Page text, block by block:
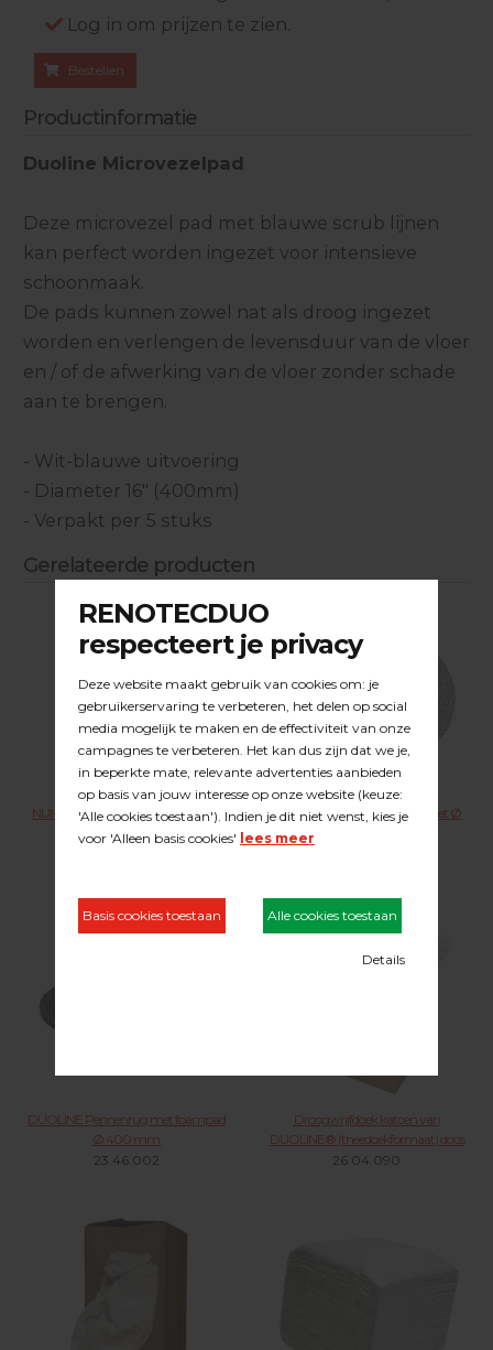
Log in om prijzen te zien.
Bestellen
Productinformatie
Duoline Microvezelpad
Deze microvezel pad met blauwe scrub lijnen
kan perfect worden ingezet voor intensieve
schoonmaak.
De pads kunnen zowel nat als droog ingezet
worden en verlengen de levensduur van de vloer
en / of de afwerking van de vloer zonder schade
aan te brengen.
- Wit-blauwe uitvoering
- Diameter 16" (400mm)
- Verpakt per 5 stuks
Gerelateerde producten
NUMATIC Boenmachine HFM1515R
22.11.071
DUOLINE aandrijfschijf compleet Ø
DUOLINE Pennenrug met foampad
Ø 400 mm.
23.46.002
Droogwrijfdoek katoen van
DUOLINE® (theedoekformaat) doos
26.04.090